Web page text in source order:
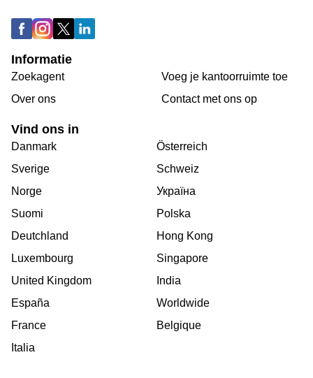
Informatie
Zoekagent
Over ons
Voeg je kantoorruimte toe
Сontact met ons op
Vind ons in
Danmark
Sverige
Norge
Suomi
Deutchland
Luxembourg
United Kingdom
España
France
Italia
Österreich
Schweiz
Україна
Polska
Hong Kong
Singapore
India
Worldwide
Belgique